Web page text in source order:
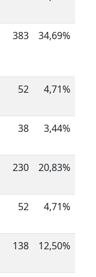
383 34,69%
52 4,71%
38 3,44%
230 20,83%
52 4,71%
138 12,50%